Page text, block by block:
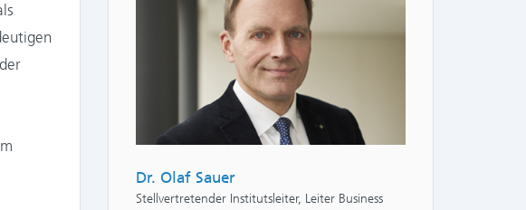
Dr. Olaf Sauer
Stellvertretender Institutsleiter, Leiter Business